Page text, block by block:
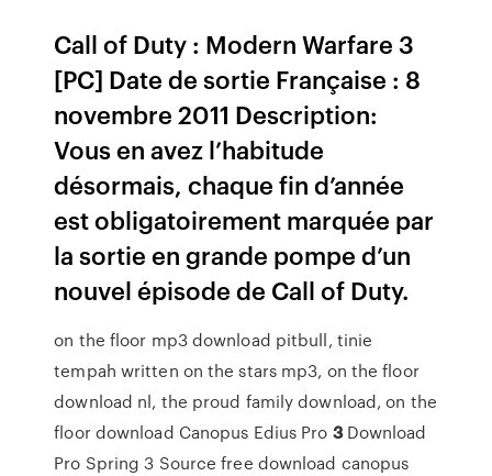
Call of Duty : Modern Warfare 3
[PC] Date de sortie Française : 8
novembre 2011 Description:
Vous en avez l’habitude
désormais, chaque fin d’année
est obligatoirement marquée par
la sortie en grande pompe d’un
nouvel épisode de Call of Duty.
on the floor mp3 download pitbull, tinie
tempah written on the stars mp3, on the floor
download nl, the proud family download, on the
floor download Canopus Edius Pro 3Download
Pro Spring 3 Source free download canopus